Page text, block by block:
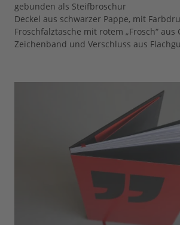
gebunden als Steifbroschur
Deckel aus schwarzer Pappe, mit
Froschfalztasche mit rotem „Frosch“ aus
Zeichenband und Verschluss aus